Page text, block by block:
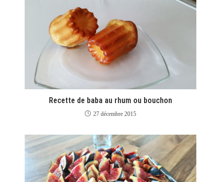
Recette de baba au rhum ou bouchon
27 décembre 2015